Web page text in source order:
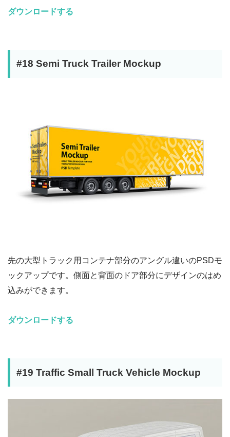
ダウンロードする
#18 Semi Truck Trailer Mockup
先の大型トラック用コンテナ部分のアングル違いのPSDモ
ックアップです。側面と背面のドア部分にデザインのはめ
込みができます。
ダウンロードする
#19 Traffic Small Truck Vehicle Mockup